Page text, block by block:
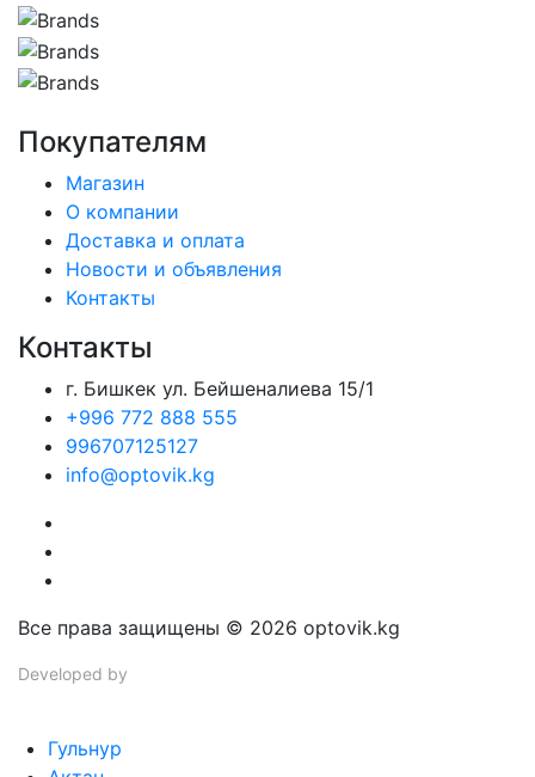
Покупателям
Магазин
О компании
Доставка и оплата
Новости и объявления
Контакты
Контакты
г. Бишкек ул. Бейшеналиева 15/1
+996 772 888 555
996707125127
info@optovik.kg
Все права защищены © 2026 optovik.kg
Developed by
Гульнур